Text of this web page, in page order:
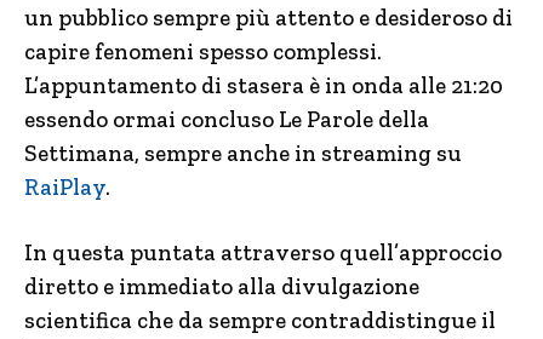
un pubblico sempre più attento e desideroso di
capire fenomeni spesso complessi.
L’appuntamento di stasera è in onda alle 21:20
essendo ormai concluso Le Parole della
Settimana, sempre anche in streaming su
RaiPlay.
In questa puntata attraverso quell’approccio
diretto e immediato alla divulgazione
scientifica che da sempre contraddistingue il